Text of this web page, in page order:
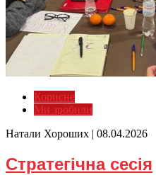
Корисне
Ми зробили
Натали Хороших | 08.04.2026
Стратегічна сесія